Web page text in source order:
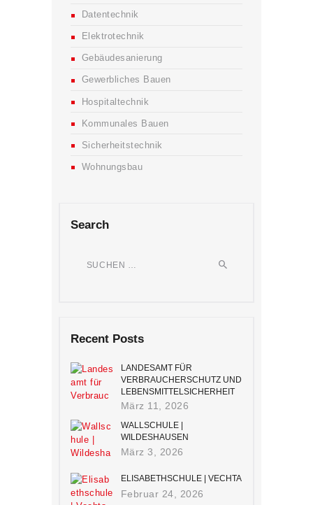
Datentechnik
Elektrotechnik
Gebäudesanierung
Gewerbliches Bauen
Hospitaltechnik
Kommunales Bauen
Sicherheitstechnik
Wohnungsbau
Search
nach:
Recent Posts
LANDESAMT FÜR
VERBRAUCHERSCHUTZ UND
LEBENSMITTELSICHERHEIT
(LAVES) | OLDENBURG
März 11, 2026
WALLSCHULE |
WILDESHAUSEN
März 3, 2026
ELISABETHSCHULE | VECHTA
Februar 24, 2026